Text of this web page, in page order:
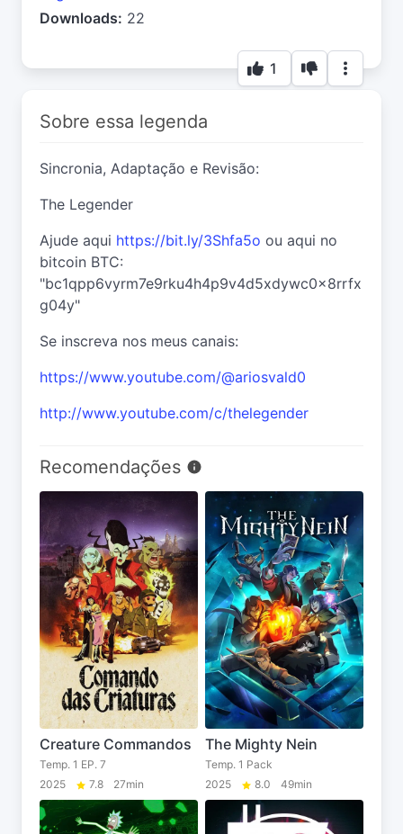
Downloads: 22
1
Sobre essa legenda
Sincronia, Adaptação e Revisão:
The Legender
Ajude aqui https://bit.ly/3Shfa5o ou aqui no
bitcoin BTC:
"bc1qpp6vyrm7e9rku4h4p9v4d5xdywc0x8rrfx
g04y"
Se inscreva nos meus canais:
https://www.youtube.com/@ariosvald0
http://www.youtube.com/c/thelegender
Recomendações
Creature Commandos
Temp. 1 EP. 7
2025
7.8 27min
The Mighty Nein
Temp. 1 Pack
2025
8.0 49min